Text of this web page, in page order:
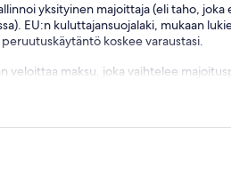
yksityinen majoittaja (eli taho,
EU:n kuluttajansuojalaki, mukaan
koskee varaustasi.
veloittaa maksu, joka vaihtelee